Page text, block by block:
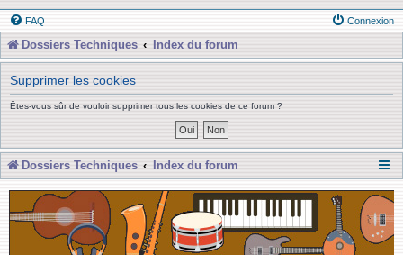
FAQ Connexion
Dossiers Techniques Index du forum
Supprimer les cookies
Êtes-vous sûr de vouloir supprimer tous les cookies de ce forum ?
Dossiers Techniques Index du forum